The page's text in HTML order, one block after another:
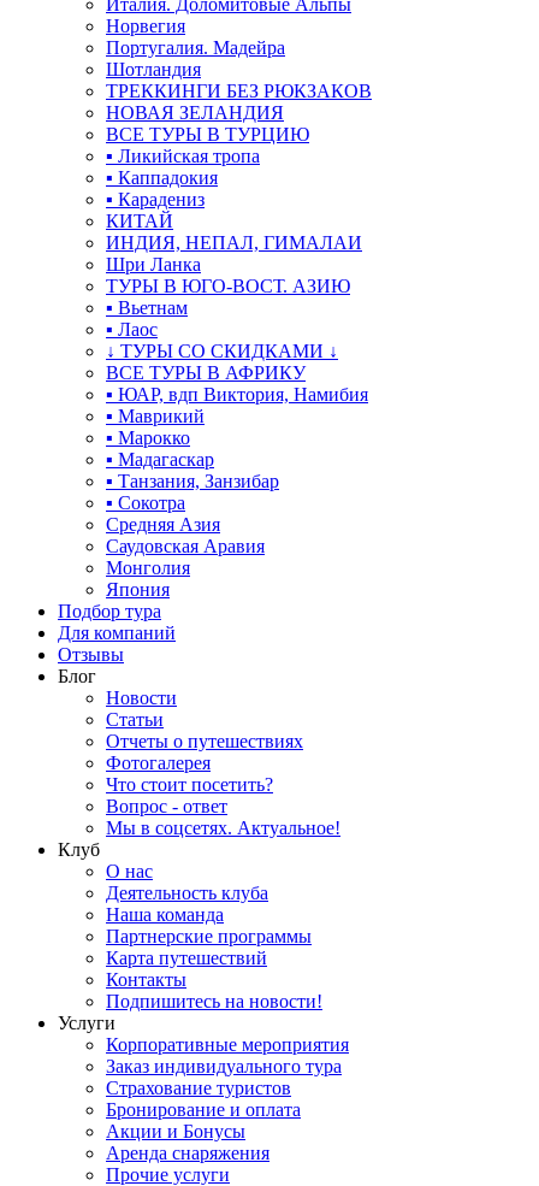
Италия. Доломитовые Альпы
Норвегия
Португалия. Мадейра
Шотландия
ТРЕККИНГИ БЕЗ РЮКЗАКОВ
НОВАЯ ЗЕЛАНДИЯ
ВСЕ ТУРЫ В ТУРЦИЮ
▪ Ликийская тропа
▪ Каппадокия
▪ Карадениз
КИТАЙ
ИНДИЯ, НЕПАЛ, ГИМАЛАИ
Шри Ланка
ТУРЫ В ЮГО-ВОСТ. АЗИЮ
▪ Вьетнам
▪ Лаос
↓ ТУРЫ СО СКИДКАМИ ↓
ВСЕ ТУРЫ В АФРИКУ
▪ ЮАР, вдп Виктория, Намибия
▪ Маврикий
▪ Марокко
▪ Мадагаскар
▪ Танзания, Занзибар
▪ Сокотра
Средняя Азия
Саудовская Аравия
Монголия
Япония
Подбор тура
Для компаний
Отзывы
Блог
Новости
Статьи
Отчеты о путешествиях
Фотогалерея
Что стоит посетить?
Вопрос - ответ
Мы в соцсетях. Актуальное!
Клуб
О нас
Деятельность клуба
Наша команда
Партнерские программы
Карта путешествий
Контакты
Подпишитесь на новости!
Услуги
Корпоративные мероприятия
Заказ индивидуального тура
Страхование туристов
Бронирование и оплата
Акции и Бонусы
Аренда снаряжения
Прочие услуги